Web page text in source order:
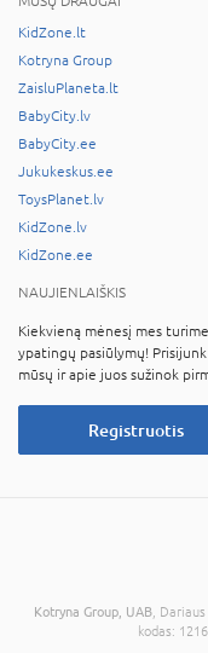
KidZone.lt
Kotryna Group
ZaisluPlaneta.lt
BabyCity.lv
BabyCity.ee
Jukukeskus.ee
ToysPlanet.lv
KidZone.lv
KidZone.ee
NAUJIENLAIŠKIS
Kiekvieną mėnesį mes turime
ypatingų pasiūlymų!
mūsų ir apie juos sužinok
Registruotis
Kotryna Group, UAB ,
kodas: